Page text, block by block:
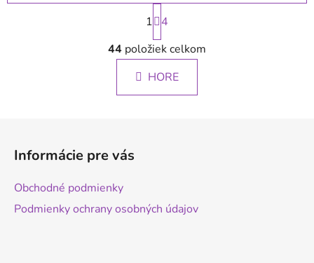
O
v
l
á
d
v
S
t
r
á
n
k
1
4
44 položiek celkom
HORE
Informácie pre vás
Obchodné podmienky
Podmienky ochrany osobných údajov